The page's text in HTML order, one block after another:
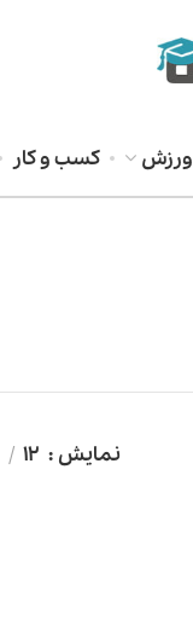
ورزش کسب و کار
نمایش 12